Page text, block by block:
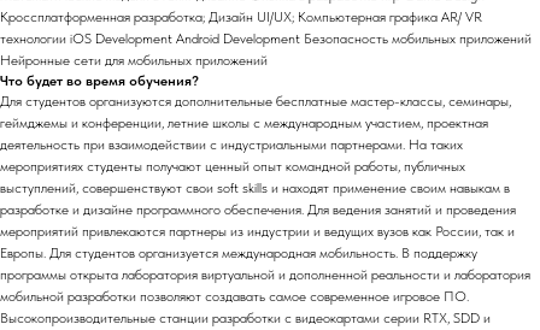
Кроссплатформенная разработка; Дизайн UI/UX; Компьютерная графика AR/ VR
технологии iOS Development Android Development Безопасность мобильных приложений
Нейронные сети для мобильных приложений
Что будет во время обучения?
Для студентов организуются дополнительные бесплатные мастер-классы, семинары,
геймджемы и конференции, летние школы с международным участием, проектная
деятельность при взаимодействии с индустриальными партнерами. На таких
мероприятиях студенты получают ценный опыт командной работы, публичных
выступлений, совершенствуют свои soft skills и находят применение своим навыкам в
разработке и дизайне программного обеспечения. Для ведения занятий и проведения
мероприятий привлекаются партнеры из индустрии и ведущих вузов как России, так и
Европы. Для студентов организуется международная мобильность. В поддержку
программы открыта лаборатория виртуальной и дополненной реальности и лаборатория
мобильной разработки позволяют создавать самое современное игровое ПО.
Высокопроизводительные станции разработки с видеокартами серии RTX, SDD и